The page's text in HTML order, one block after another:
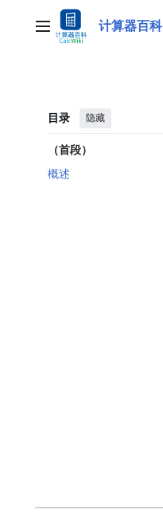
主菜单 计算器百科
目录 隐藏
（首段）
概述